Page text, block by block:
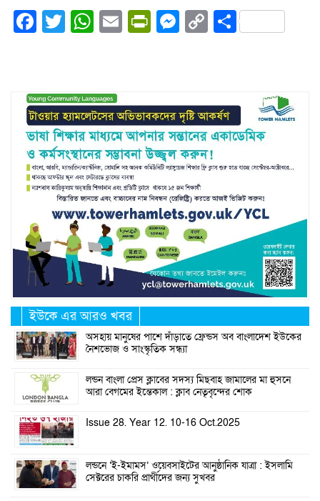
Facebook
Twitter
WhatsApp
EmailPrintFriendly
Messenger
CopyShare
ইউকে এর আরও খবর
অসহায় মানুষের পাশে দাঁড়াতে ফ্রেন্ডস অব বাংলাদেশ ইউকের
নৈশভোজ ও সাংস্কৃতিক সন্ধ্যা
লন্ডন বাংলা প্রেস ক্লাবের সদস্য মিছবাহ জামালের মা হুসনে
আরা বেগমের ইন্তেকাল : ক্লাব নেতৃবৃন্দের শোক
Issue 28. Year 12. 10-16 Oct.2025
লন্ডনে ‘ই-ইমামস’ ওয়েবসাইটের আনুষ্ঠানিক যাত্রা : ইসলামি
সেক্টরের চাকরি প্রার্থীদের জন্য সুখবর